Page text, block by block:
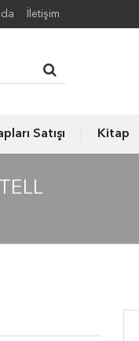
İletişim
Satışı Kitap